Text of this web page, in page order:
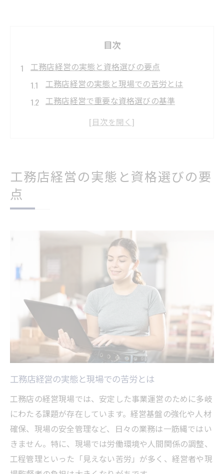
目次
工務店経営の実態と資格選びの要点
工務店経営の実態と現場での苦労とは
工務店経営で重要な資格選びの基準
施工管理はやめとけと言われる背景を解説
現場で直面する工務店経営の課題に迫る
工務店経営で直面する主な課題と対策
工事監理者・管理者の役割と経営視点
工事監理ガイドラインから学ぶ課題解決法
監理と管理の違いを知り経営視点を養う
監理と管理の意味を工務店経営で理解する
工事監理と工程管理の役割を整理しよう
設計監理と設計管理の違いを実務で活かす
工事管理と施工管理の違いと経営戦略
工事監理者資格取得が工務店経営に与える
建設業でキャリア形成に役立つ資格選定術
工務店経営に役立つ建設業の資格とは
建築の3大資格を比較してみよう
工事監理者資格取得のメリットと注意点
経営に直結する資格の選び方と基準
工務店経営の実態と資格選びの要
点
工務店経営の実態と現場での苦労とは
工務店の経営現場では、安定した事業運営のために多岐
にわたる課題が存在しています。経営基盤の強化や人材
確保、現場の安全管理など、日々の業務は一筋縄ではい
きません。特に、現場では労働環境や人間関係の調整、
工程管理といった「見えない苦労」が多く、経営者や現